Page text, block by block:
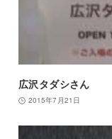
広沢タダシさん
2015年7月21日